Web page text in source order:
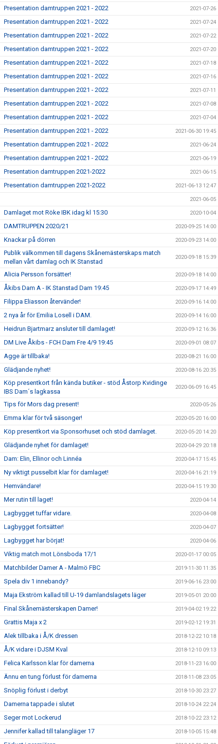
Presentation damtruppen 2021 - 2022 2021-07-26
Presentation damtruppen 2021 - 2022 2021-07-24
Presentation damtruppen 2021 - 2022 2021-07-22
Presentation damtruppen 2021 - 2022 2021-07-20
Presentation damtruppen 2021 - 2022 2021-07-18
Presentation damtruppen 2021 - 2022 2021-07-16
Presentation damtruppen 2021 - 2022 2021-07-11
Presentation damtruppen 2021 - 2022 2021-07-08
Presentation damtruppen 2021 - 2022 2021-07-04
Presentation damtruppen 2021 - 2022 2021-06-30 19:45
Presentation damtruppen 2021 - 2022 2021-06-24
Presentation damtruppen 2021 - 2022 2021-06-19
Presentation damtruppen 2021-2022 2021-06-15
Presentation damtruppen 2021-2022 2021-06-13 12:47
2021-06-05
Damlaget mot Röke IBK idag kl 15:30 2020-10-04
DAMTRUPPEN 2020/21 2020-09-25 14:00
Knackar på dörren 2020-09-23 14:00
Publik välkommen till dagens Skånemästerskaps match
mellan vårt damlag och IK Stanstad
2020-09-18 15:39
Alicia Persson forsätter! 2020-09-18 14:00
Åkibs Dam A - IK Stanstad Dam 19:45 2020-09-17 14:49
Filippa Eliasson återvänder! 2020-09-16 14:00
2 nya år för Emilia Losell i DAM. 2020-09-14 16:00
Heidrun Bjartmarz ansluter till damlaget! 2020-09-12 16:36
DM Live Åkibs - FCH Dam Fre 4/9 19:45 2020-09-01 08:07
Agge är tillbaka! 2020-08-21 16:00
Glädjande nyhet! 2020-08-16 20:35
Köp presentkort från kända butiker - stöd Åstorp Kvidinge
IBS Dam´s lagkassa
2020-06-09 16:45
Tips för Mors dag present! 2020-05-26
Emma klar för två säsonger! 2020-05-20 16:00
Köp presentkort via Sponsorhuset och stöd damlaget. 2020-05-20 14:20
Glädjande nyhet för damlaget! 2020-04-29 20:18
Dam: Elin, Ellinor och Linnéa 2020-04-17 15:45
Ny viktigt pusselbit klar för damlaget! 2020-04-16 21:19
Hemvändare! 2020-04-15 19:30
Mer rutin till laget! 2020-04-14
Lagbygget tuffar vidare. 2020-04-08
Lagbygget fortsätter! 2020-04-07
Lagbygget har börjat! 2020-04-06
Viktig match mot Lönsboda 17/1 2020-01-17 00:05
Matchbilder Damer A - Malmö FBC 2019-11-30 11:35
Spela div 1 innebandy? 2019-06-16 23:00
Maja Ekström kallad till U-19 damlandslagets läger 2019-05-01 20:00
Final Skånemästerskapen Damer! 2019-04-02 19:22
Grattis Maja x 2 2019-02-12 19:31
Alek tillbaka i Å/K dressen 2018-12-22 10:18
Å/K vidare i DJSM Kval 2018-12-10 09:13
Felica Karlsson klar för damerna 2018-11-23 16:00
Ännu en tung förlust för damerna 2018-11-08 23:05
Snöplig förlust i derbyt 2018-10-30 23:27
Damerna tappade i slutet 2018-10-24 22:24
Seger mot Lockerud 2018-10-22 23:12
Jennifer kallad till talangläger 17 2018-10-05 15:48